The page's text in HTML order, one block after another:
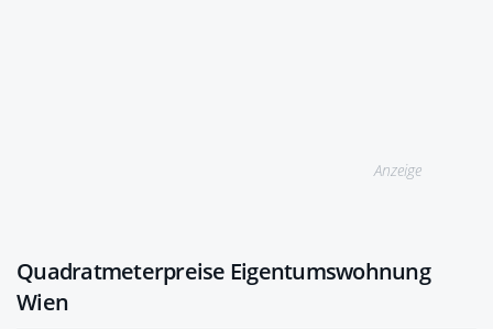
Anzeige
Quadratmeterpreise Eigentumswohnung
Wien